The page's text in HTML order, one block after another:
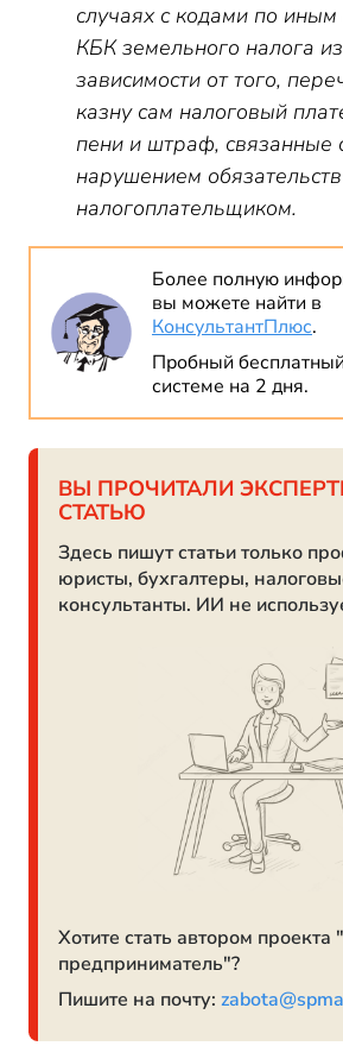
случаях с кодами по
КБК земельного налога
зависимости от того,
казну сам налоговый
пени и штраф, связанные
нарушением обязательств
налогоплательщиком.
Более полную
вы можете найти в
КонсультантПлюс.
Пробный
системе на 2 дня.
ВЫ ПРОЧИТАЛИ
СТАТЬЮ
Здесь пишут статьи только
юристы, бухгалтеры,
консультанты. ИИ не
Хотите стать автором
предприниматель"?
Пишите на почту: